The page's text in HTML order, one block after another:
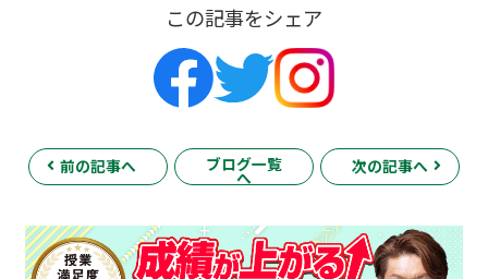
この記事をシェア
前の記事へ ブログ一覧
へ
次の記事へ